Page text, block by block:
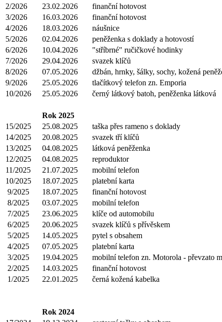
2/2026
23.02.2026
finanční hotovost
3/2026
16.03.2026
finanční hotovost
4/2026
18.03.2026
náušnice
5/2026
02.04.2026
peněženka s doklady a hotovostí
6/2026
10.04.2026
"stříbrné" ručičkové hodinky
7/2026
29.04.2026
svazek klíčů
8/2026
07.05.2026
džbán, hrnky, šálky, sochy, kožená
9/2026
25.05.2026
tlačítkový telefon zn. Emporia
10/2026
25.05.2026 černý látkový batoh, peněženka látková
Rok 2025
15/2025
25.08.2025
taška přes rameno s doklady
14/2025
20.08.2025
svazek tří klíčů
13/2025
04.08.2025
látková peněženka
12/2025
04.08.2025
reproduktor
11/2025
21.07.2025
mobilní telefon
10/2025
18.07.2025
platební karta
9/2025
18.07.2025
finanční hotovost
8/2025
03.07.2025
mobilní telefon
7/2025
23.06.2025
klíče od automobilu
6/2025
20.06.2025
svazek klíčů s přívěskem
5/2025
14.05.2025
pytel s obsahem
4/2025
07.05.2025
platební karta
3/2025
19.04.2025
mobilní telefon zn. Motorola - převzato
2/2025
14.03.2025
finanční hotovost
1/2025
22.01.2025 černá kožená kabelka
Rok 2024